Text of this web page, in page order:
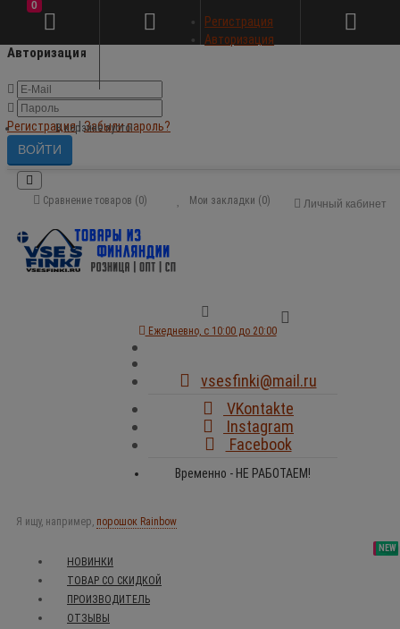
Авторизация
Регистрация|Забыли пароль?
Личный кабинет
Мои закладки (0)
Сравнение товаров (0)
Ежедневно, с 10:00 до 20:00
vsesfinki@mail.ru
VKontakte
Instagram
Facebook
Временно - НЕ РАБОТАЕМ!
Я ищу, например, порошок Rainbow
Регистрация
Авторизация
0
В корзине пусто!
NEW
НОВИНКИ
SALE
ТОВАР СО СКИДКОЙ
NEW
ПРОИЗВОДИТЕЛЬ
NEW
ОТЗЫВЫ